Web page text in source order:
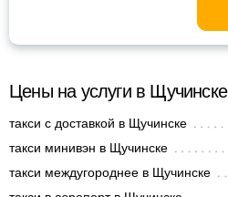
Цены на услуги в Щучинске
такси с доставкой в Щучинске
такси минивэн в Щучинске
такси междугороднее в Щучинске